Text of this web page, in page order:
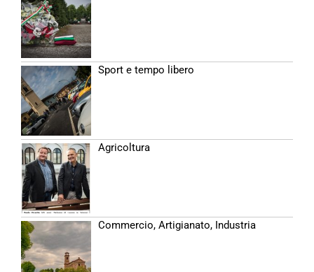
Sport e tempo libero
Agricoltura
Commercio, Artigianato, Industria